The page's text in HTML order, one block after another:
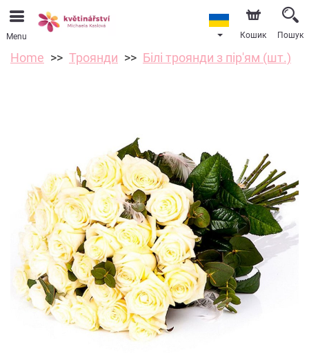
Menu Кошик Пошук
Home Троянди Білі троянди з пір'ям (шт.)